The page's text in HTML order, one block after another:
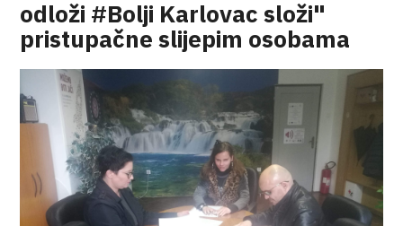
odloži #Bolji Karlovac složi"
pristupačne slijepim osobama